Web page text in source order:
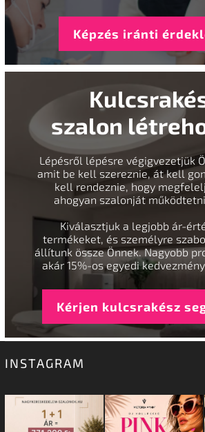
Képzés iránti
szalon
Lépésről lépésre végigvezetjük
amit be kell szereznie, át kell
kell rendeznie, hogy
ahogyan szalonját
Kiválasztjuk a legjobb ár-
termékeket, és személyre
állítunk össze Önnek. Nagyobb
akár 15%-os egyedi
Kérjen kulcsrakész
INSTAGRAM